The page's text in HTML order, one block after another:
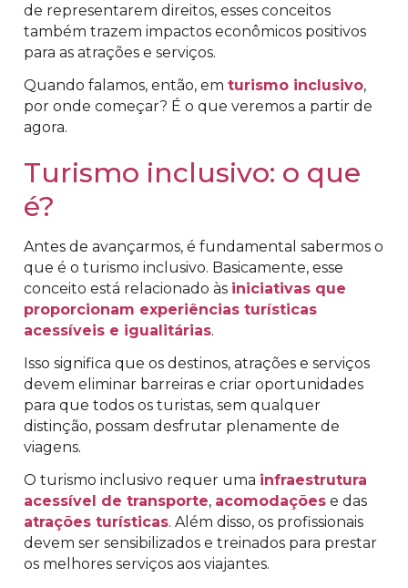
de representarem direitos, esses conceitos
também trazem impactos econômicos positivos
para as atrações e serviços.
Quando falamos, então, em turismo inclusivo,
por onde começar? É o que veremos a partir de
agora.
Turismo inclusivo: o que
é?
Antes de avançarmos, é fundamental sabermos o
que é o turismo inclusivo. Basicamente, esse
conceito está relacionado às iniciativas que
proporcionam experiências turísticas
acessíveis e igualitárias.
Isso significa que os destinos, atrações e serviços
devem eliminar barreiras e criar oportunidades
para que todos os turistas, sem qualquer
distinção, possam desfrutar plenamente de
viagens.
O turismo inclusivo requer uma infraestrutura
acessível de transporte, acomodações e das
atrações turísticas. Além disso, os profissionais
devem ser sensibilizados e treinados para prestar
os melhores serviços aos viajantes.